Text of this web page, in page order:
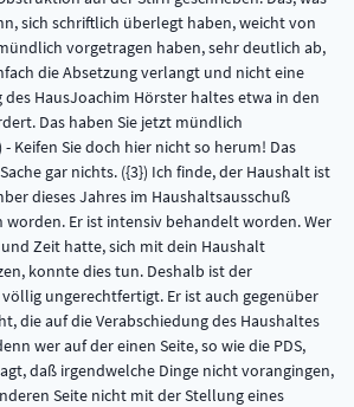
sich schriftlich überlegt haben, weicht von
vorgetragen haben, sehr deutlich ab,
die Absetzung verlangt und nicht eine
HausJoachim Hörster haltes etwa in den
Das haben Sie jetzt mündlich
- Keifen Sie doch hier nicht so herum! Das
gar nichts. ({3}) Ich finde, der Haushalt ist
dieses Jahres im Haushaltsausschuß
Er ist intensiv behandelt worden. Wer
Zeit hatte, sich mit dein Haushalt
konnte dies tun. Deshalb ist der
ungerechtfertigt. Er ist auch gegenüber
die auf die Verabschiedung des Haushaltes
wer auf der einen Seite, so wie die PDS,
daß irgendwelche Dinge nicht vorangingen,
Seite nicht mit der Stellung eines